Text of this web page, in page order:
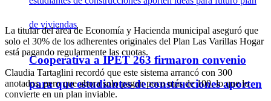
Cooperativa a IPET 263 firmaron convenio
para que estudiantes de construcciones aporten
La titular del área de Economía y Hacienda municipal aseguró que
solo el 30% de los adherentes originales del Plan Las Varillas Hogar
está pagando regularmente las cuotas.
Claudia Tartaglini recordó que este sistema arrancó con 300
anotados, pero que ahora solo pagan poco más de 100, lo que lo
convierte en un plan inviable.